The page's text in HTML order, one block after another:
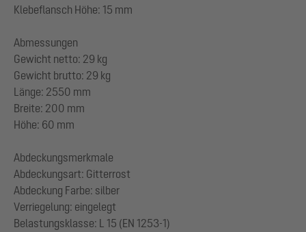
Klebeflansch Höhe: 15 mm
Abmessungen
Gewicht netto: 29 kg
Gewicht brutto: 29 kg
Länge: 2550 mm
Breite: 200 mm
Höhe: 60 mm
Abdeckungsmerkmale
Abdeckungsart: Gitterrost
Abdeckung Farbe: silber
Verriegelung: eingelegt
Belastungsklasse: L 15 (EN 1253-1)